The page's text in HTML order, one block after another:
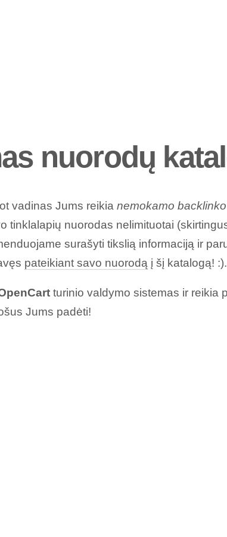
nuorodų
vadinas Jums reikia nemokamo backlinko
tinklalapių nuorodas nelimituotai
surašyti tikslią informaciją ir
pateikiant savo nuorodą į šį katalogą! :).
turinio valdymo sistemas ir reikia
Jums padėti!